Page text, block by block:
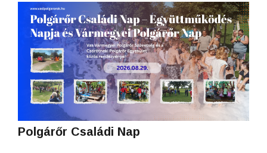
Polgárőr Családi Nap